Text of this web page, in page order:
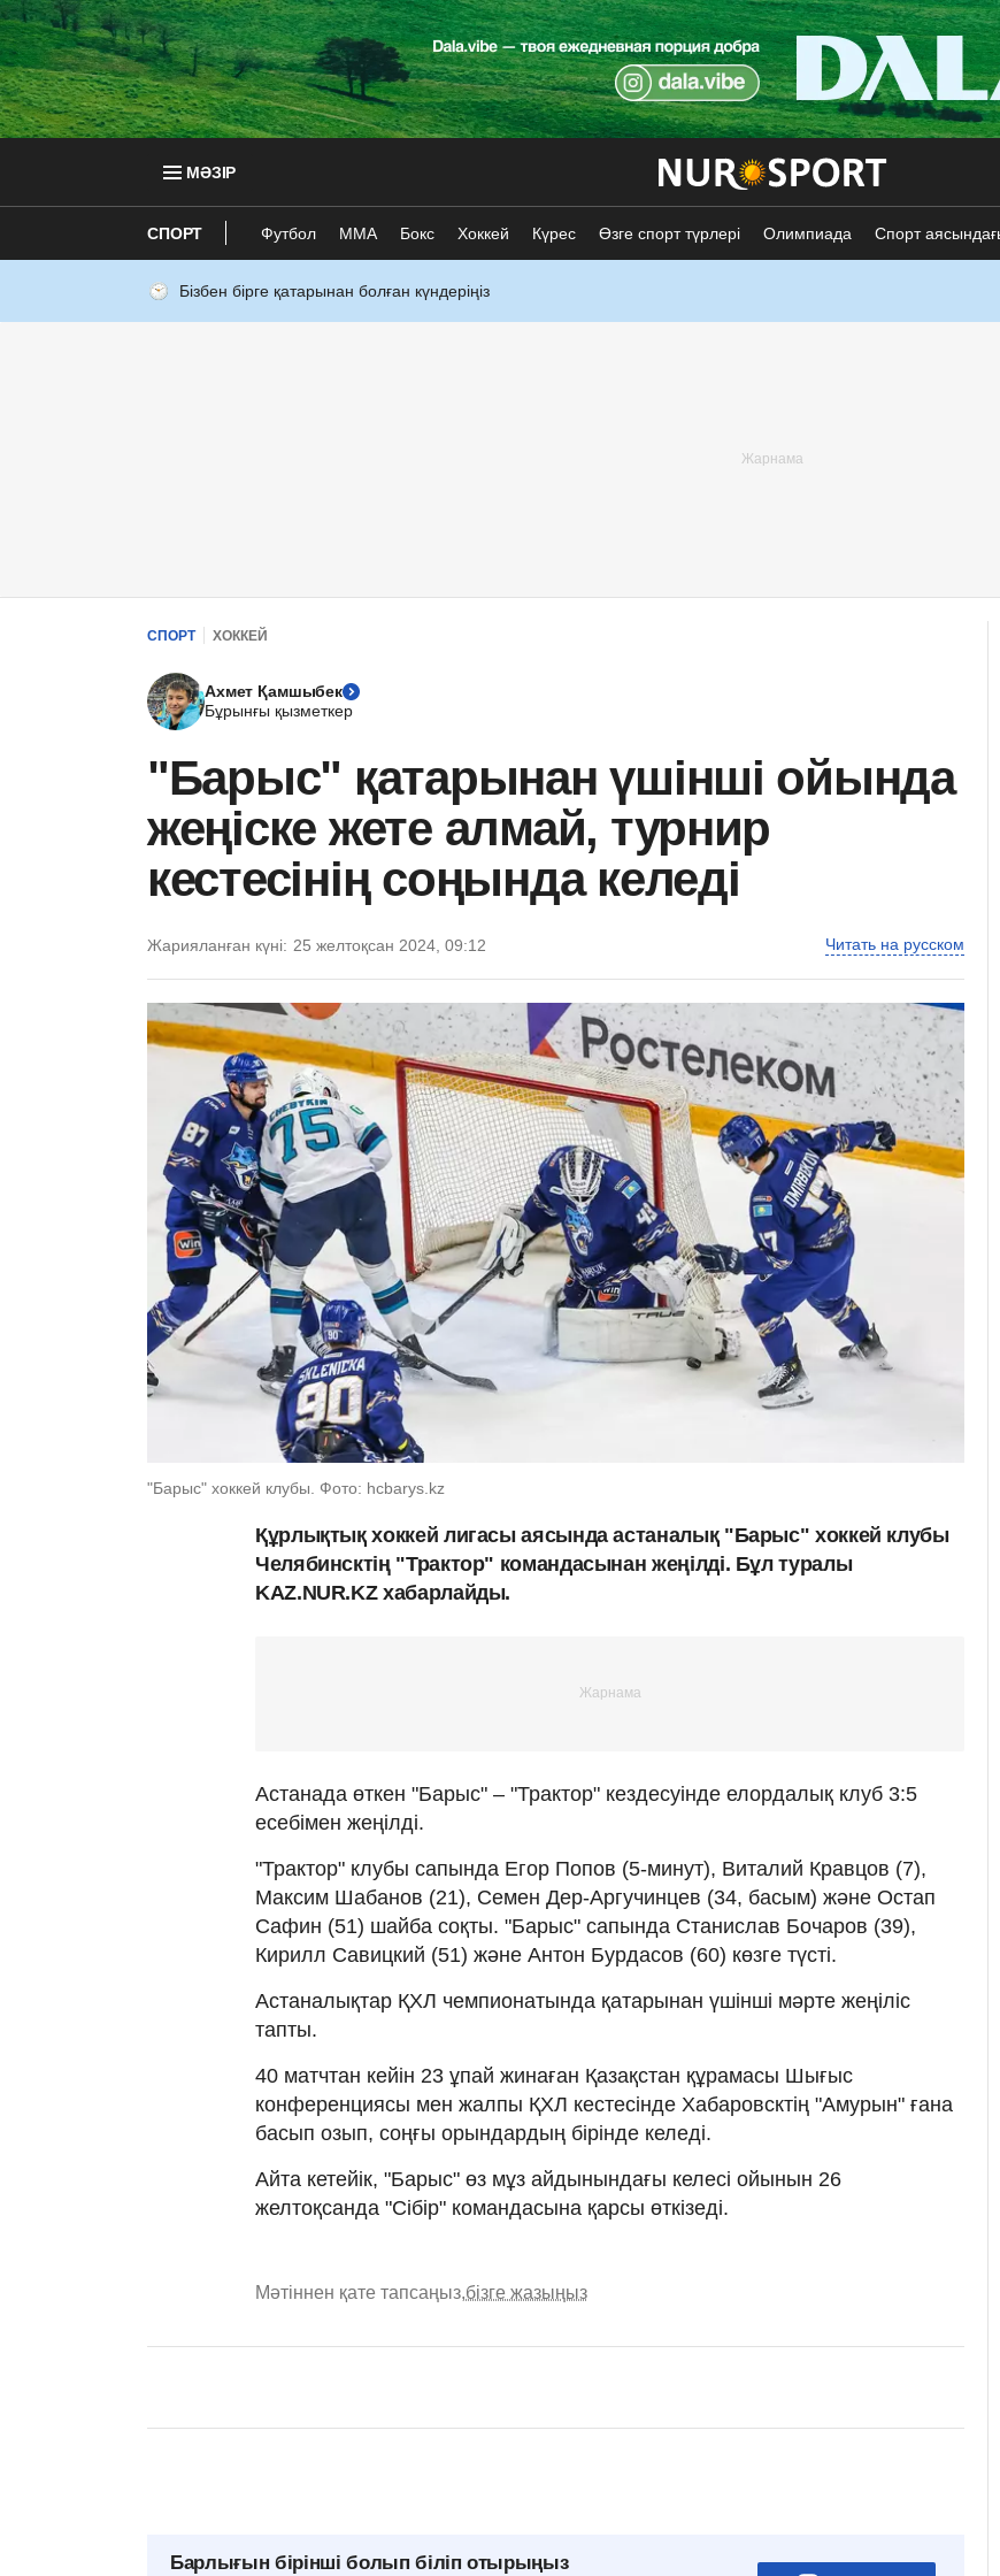
МӘЗІР
СПОРТ Футбол ММА Бокс Хоккей Күрес Өзге спорт түрлері Олимпиада Спорт
Бізбен бірге қатарынан болған күндеріңіз
СПОРТ ХОККЕЙ
Ахмет Қамшыбек
Бұрынғы қызметкер
"Барыс" қатарынан үшінші ойында
жеңіске жете алмай, турнир
кестесінің соңында келеді
Жарияланған күні: 25 желтоқсан 2024, 09:12 Читать на русском
"Барыс" хоккей клубы. Фото: hcbarys.kz
Құрлықтық хоккей лигасы аясында астаналық "Барыс" хоккей клубы
Челябинсктің "Трактор" командасынан жеңілді. Бұл туралы
KAZ.NUR.KZ хабарлайды.
Астанада өткен "Барыс" – "Трактор" кездесуінде елордалық клуб 3:5
есебімен жеңілді.
"Трактор" клубы сапында Егор Попов (5-минут), Виталий Кравцов (7),
Максим Шабанов (21), Семен Дер-Аргучинцев (34, басым) және Остап
Сафин (51) шайба соқты. "Барыс" сапында Станислав Бочаров (39),
Кирилл Савицкий (51) және Антон Бурдасов (60) көзге түсті.
Астаналықтар ҚХЛ чемпионатында қатарынан үшінші мәрте жеңіліс
тапты.
40 матчтан кейін 23 ұпай жинаған Қазақстан құрамасы Шығыс
конференциясы мен жалпы ҚХЛ кестесінде Хабаровсктің "Амурын" ғана
басып озып, соңғы орындардың бірінде келеді.
Айта кетейік, "Барыс" өз мұз айдынындағы келесі ойынын 26
желтоқсанда "Сібір" командасына қарсы өткізеді.
Мәтіннен қате тапсаңыз,бізге жазыңыз
Барлығын бірінші болып біліп отырыңыз